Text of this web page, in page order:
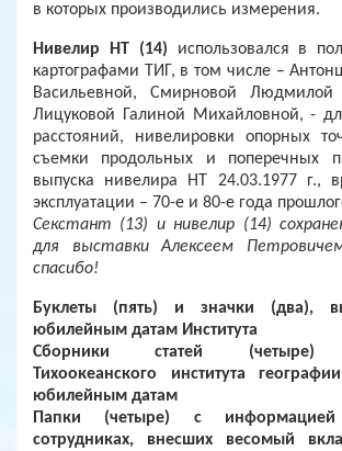
в которых производились измерения.
Нивелир НТ (14) использовался в
картографами ТИГ, в том числе –
Васильевной, Смирновой Людмилой
Лицуковой Галиной Михайловной, -
расстояний, нивелировки опорных
съемки продольных и поперечных
выпуска нивелира НТ 24.03.1977 г.,
эксплуатации – 70-е и 80-е года
Секстант (13) и нивелир (14)
для выставки Алексеем
спасибо!
Буклеты (пять) и значки (два),
юбилейным датам Института
Сборники статей (четыре)
Тихоокеанского института
юбилейным датам
Папки (четыре) с
сотрудниках, внесших весомый